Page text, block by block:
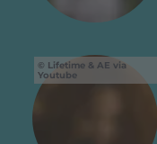
Lifetime & AE via
Youtube